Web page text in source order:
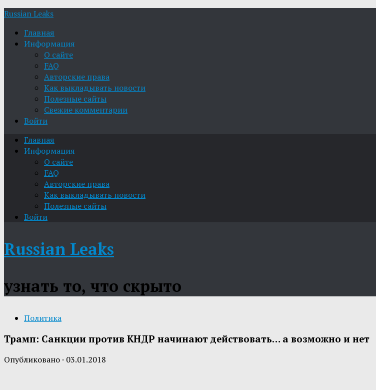
Russian Leaks
Главная
Информация
О сайте
FAQ
Авторские права
Как выкладывать новости
Полезные сайты
Свежие комментарии
Войти
Главная
Информация
О сайте
FAQ
Авторские права
Как выкладывать новости
Полезные сайты
Войти
Russian Leaks
узнать то, что скрыто
Политика
Трамп: Санкции против КНДР начинают действовать… а возможно и нет
Опубликовано · 03.01.2018